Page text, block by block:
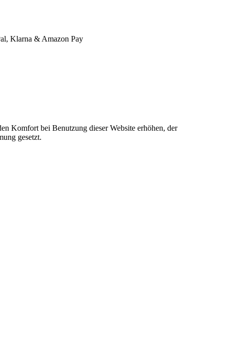
Klarna & Amazon Pay
Komfort bei Benutzung dieser Website erhöhen, der
gesetzt.